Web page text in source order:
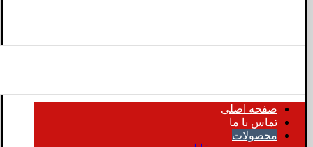
صفحه اصلی
تماس با ما
محصولات